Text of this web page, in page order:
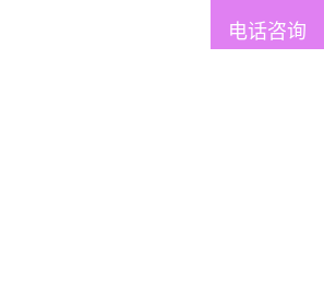
电话咨询